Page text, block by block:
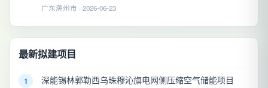
广东潮州市 · 2026-06-23
最新拟建项目
1 深能锡林郭勒西乌珠穆沁旗电网侧压缩空气储能项目